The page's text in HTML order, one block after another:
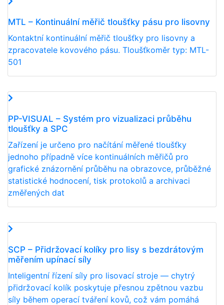
MTL – Kontinuální měřič tloušťky pásu pro lisovny
Kontaktní kontinuální měřič tloušťky pro lisovny a
zpracovatele kovového pásu. Tloušťkoměr typ: MTL-
501
PP-VISUAL – Systém pro vizualizaci průběhu
tloušťky a SPC
Zařízení je určeno pro načítání měřené tloušťky
jednoho případně více kontinuálních měřičů pro
grafické znázornění průběhu na obrazovce, průběžné
statistické hodnocení, tisk protokolů a archivaci
změřených dat
SCP – Přidržovací kolíky pro lisy s bezdrátovým
měřením upínací síly
Inteligentní řízení síly pro lisovací stroje — chytrý
přidržovací kolík poskytuje přesnou zpětnou vazbu
síly během operací tváření kovů, což vám pomáhá